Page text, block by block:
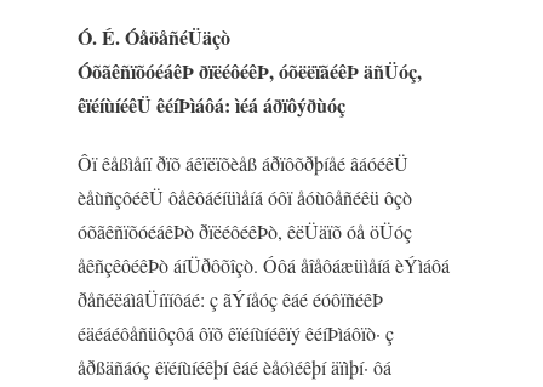
Ó. É. ÓåöåñéÜäçò
ÓõãêñïõóéáêÞ ðïëéôéêÞ, óõëëïãéêÞ äñÜóç,
êïéíùíéêÜ êéíÞìáôá: ìéá áðïôýðùóç
Ôï êåßìåíï ðïõ áêïëïõèåß áðïôõðþíåé âáóéêÜ
èåùñçôéêÜ ôåêôáéíüìåíá óôï åóùôåñéêü ôçò
óõãêñïõóéáêÞò ðïëéôéêÞò, êëÜäïõ óå öÜóç
åêñçêôéêÞò áíÜðôõîçò. Óôá åîåôáæüìåíá èÝìáôá
ðåñéëáìâÜíïíôáé: ç ãÝíåóç êáé éóôïñéêÞ
éäéáéôåñüôçôá ôïõ êïéíùíéêïý êéíÞìáôïò· ç
åðßäñáóç êïéíùíéêþí êáé èåóìéêþí äïìþí· ôá